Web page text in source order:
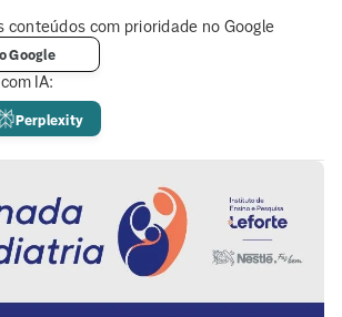
IA:
Perplexity
conteúdos com prioridade no Google
Google